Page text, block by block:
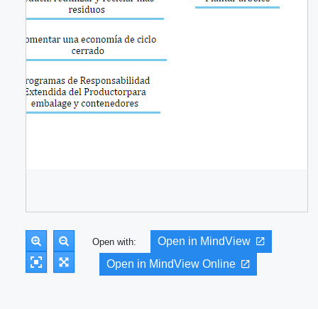
Open with:
Open in MindView
Open in MindView Online